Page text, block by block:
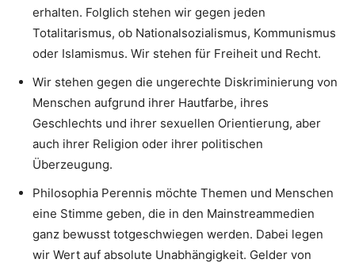
erhalten. Folglich stehen wir gegen jeden
Totalitarismus, ob Nationalsozialismus, Kommunismus
oder Islamismus. Wir stehen für Freiheit und Recht.
Wir stehen gegen die ungerechte Diskriminierung von
Menschen aufgrund ihrer Hautfarbe, ihres
Geschlechts und ihrer sexuellen Orientierung, aber
auch ihrer Religion oder ihrer politischen
Überzeugung.
Philosophia Perennis möchte Themen und Menschen
eine Stimme geben, die in den Mainstreammedien
ganz bewusst totgeschwiegen werden. Dabei legen
wir Wert auf absolute Unabhängigkeit. Gelder von